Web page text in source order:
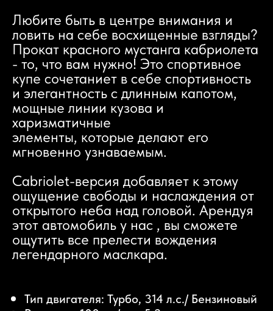
Любите быть в центре внимания и
ловить на себе восхищенные взгляды?
Прокат красного мустанга кабриолета
- то, что вам нужно! Это спортивное
купе сочетаниет в себе спортивность
и элегантность с длинным капотом,
мощные линии кузова и
харизматичные
элементы, которые делают его
мгновенно узнаваемым.
Cabriolet-версия добавляет к этому
ощущение свободы и наслаждения от
открытого неба над головой. Арендуя
этот автомобиль у нас , вы сможете
ощутить все прелести вождения
легендарного маслкара.
Тип двигателя: Турбо, 314 л.с./ Бензиновый